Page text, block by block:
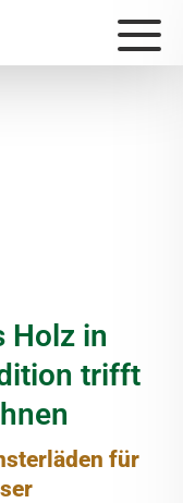
Holz in
trifft
für